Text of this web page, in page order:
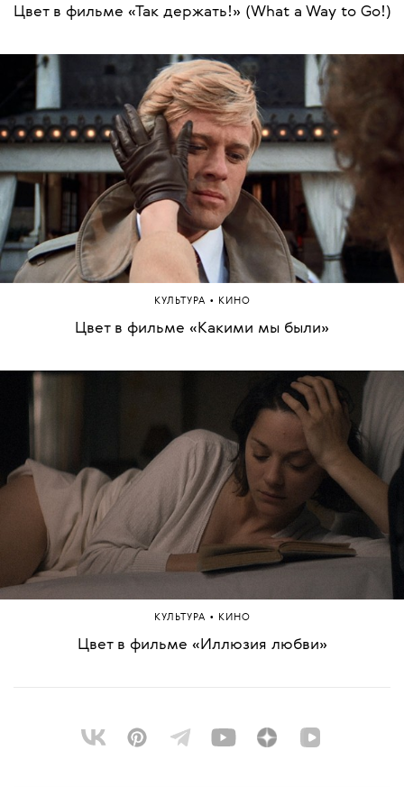
Цвет в фильме «Так держать!» (What a Way to Go!)
КУЛЬТУРА • КИНО
Цвет в фильме «Какими мы были»
КУЛЬТУРА • КИНО
Цвет в фильме «Иллюзия любви»